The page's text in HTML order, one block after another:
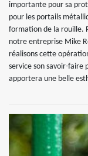
importante pour sa
pour les portails
formation de la rouille.
notre entreprise Mike
réalisons cette
service son savoir-faire
apportera une belle